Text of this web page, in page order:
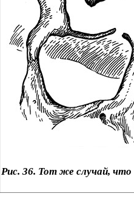
Рис. 36. Тот же случай,